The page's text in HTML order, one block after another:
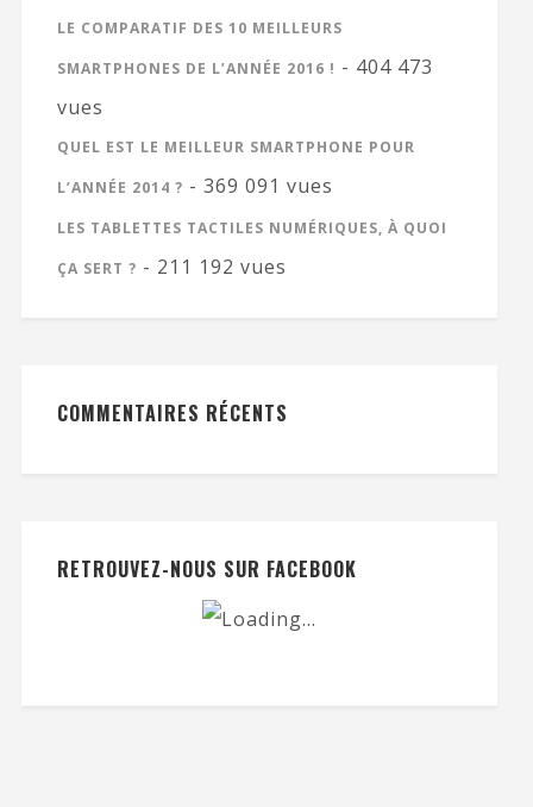
LE COMPARATIF DES 10 MEILLEURS
SMARTPHONES DE L’ANNÉE 2016 ! - 404 473
vues
QUEL EST LE MEILLEUR SMARTPHONE POUR
L’ANNÉE 2014 ? - 369 091 vues
LES TABLETTES TACTILES NUMÉRIQUES, À QUOI
ÇA SERT ? - 211 192 vues
COMMENTAIRES RÉCENTS
RETROUVEZ-NOUS SUR FACEBOOK